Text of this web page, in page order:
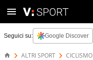
Seguici su: Google Discover
ALTRI SPORT CICLISMO